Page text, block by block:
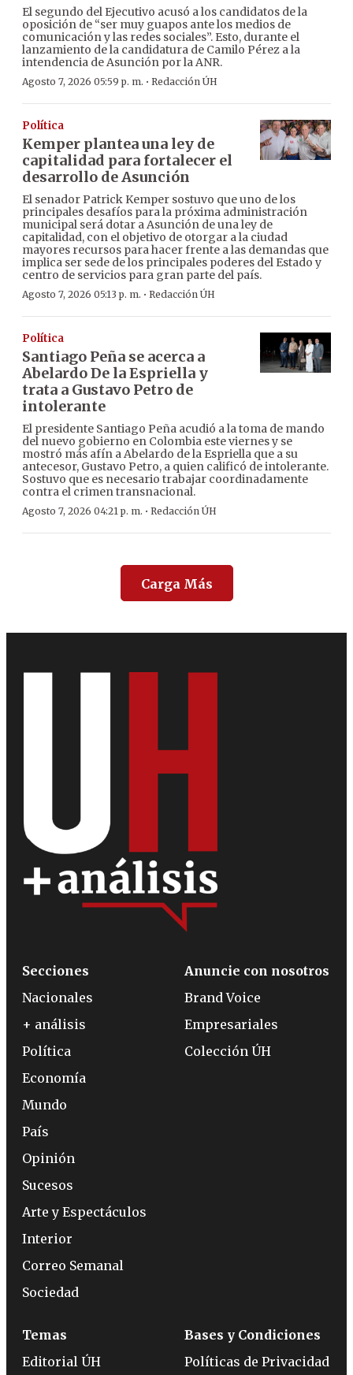
El segundo del Ejecutivo acusó a los candidatos de la
oposición de “ser muy guapos ante los medios de
comunicación y las redes sociales”. Esto, durante el
lanzamiento de la candidatura de Camilo Pérez a la
intendencia de Asunción por la ANR.
Agosto 7, 2026 05:59 p. m. · Redacción ÚH
Política
Kemper plantea una ley de
capitalidad para fortalecer el
desarrollo de Asunción
El senador Patrick Kemper sostuvo que uno de los
principales desafíos para la próxima administración
municipal será dotar a Asunción de una ley de
capitalidad, con el objetivo de otorgar a la ciudad
mayores recursos para hacer frente a las demandas que
implica ser sede de los principales poderes del Estado y
centro de servicios para gran parte del país.
Agosto 7, 2026 05:13 p. m. · Redacción ÚH
Política
Santiago Peña se acerca a
Abelardo De la Espriella y
trata a Gustavo Petro de
intolerante
El presidente Santiago Peña acudió a la toma de mando
del nuevo gobierno en Colombia este viernes y se
mostró más afín a Abelardo de la Espriella que a su
antecesor, Gustavo Petro, a quien calificó de intolerante.
Sostuvo que es necesario trabajar coordinadamente
contra el crimen transnacional.
Agosto 7, 2026 04:21 p. m. · Redacción ÚH
Carga Más
Secciones
Nacionales
+ análisis
Política
Economía
Mundo
País
Opinión
Sucesos
Arte y Espectáculos
Interior
Correo Semanal
Sociedad
Anuncie con nosotros
Brand Voice
Empresariales
Colección ÚH
Temas
Editorial ÚH
Bases y Condiciones
Políticas de Privacidad